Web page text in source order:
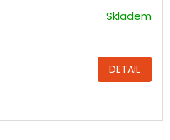
Skladem
DETAIL